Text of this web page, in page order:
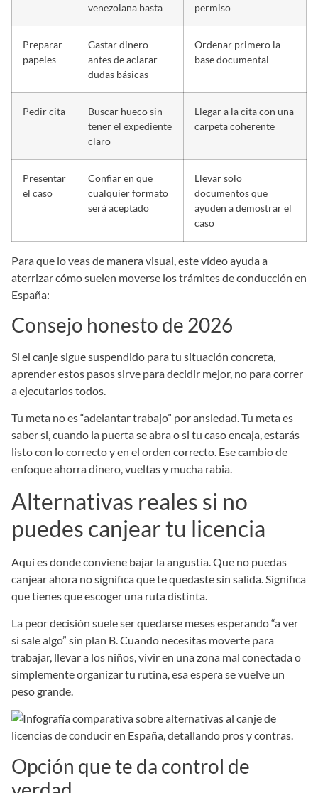
venezolana basta
permiso
Preparar
papeles
Gastar dinero
antes de aclarar
dudas básicas
Ordenar primero la
base documental
Pedir cita
Buscar hueco sin
tener el expediente
claro
Llegar a la cita con una
carpeta coherente
Presentar
el caso
Confiar en que
cualquier formato
será aceptado
Llevar solo
documentos que
ayuden a demostrar el
caso
Para que lo veas de manera visual, este vídeo ayuda a
aterrizar cómo suelen moverse los trámites de conducción en
España:
Consejo honesto de 2026
Si el canje sigue suspendido para tu situación concreta,
aprender estos pasos sirve para decidir mejor, no para correr
a ejecutarlos todos.
Tu meta no es “adelantar trabajo” por ansiedad. Tu meta es
saber si, cuando la puerta se abra o si tu caso encaja, estarás
listo con lo correcto y en el orden correcto. Ese cambio de
enfoque ahorra dinero, vueltas y mucha rabia.
Alternativas reales si no
puedes canjear tu licencia
Aquí es donde conviene bajar la angustia. Que no puedas
canjear ahora no significa que te quedaste sin salida. Significa
que tienes que escoger una ruta distinta.
La peor decisión suele ser quedarse meses esperando “a ver
si sale algo” sin plan B. Cuando necesitas moverte para
trabajar, llevar a los niños, vivir en una zona mal conectada o
simplemente organizar tu rutina, esa espera se vuelve un
peso grande.
Opción que te da control de